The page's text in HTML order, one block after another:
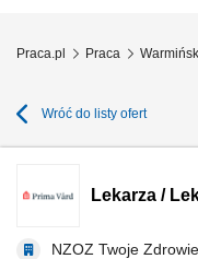
Praca.pl Praca
Wróć do listy ofert
Lekarza /
NZOZ Twoje